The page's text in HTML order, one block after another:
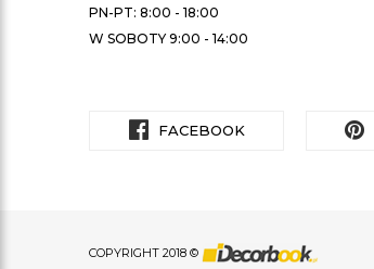
PN-PT: 8:00 - 18:00
W SOBOTY 9:00 - 14:00
FACEBOOK
COPYRIGHT 2018 ©